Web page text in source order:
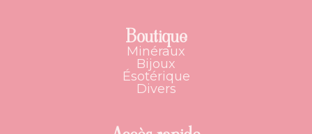
Boutique
Minéraux
Bijoux
Ésotérique
Divers